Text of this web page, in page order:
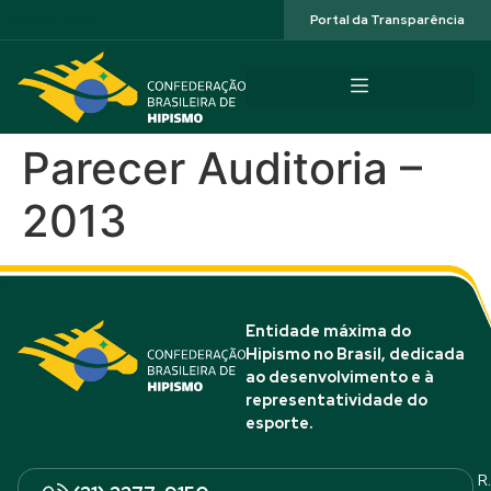
Portal da Transparência
Parecer Auditoria –
2013
Entidade máxima do
Hipismo no Brasil, dedicada
ao desenvolvimento e à
representatividade do
esporte.
R.